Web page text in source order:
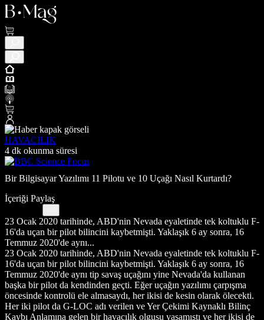
HAVACILIK
4 dk okunma süresi
Bir Bilgisayar Yazılımı 11 Pilotu ve 10 Uçağı Nasıl Kurtardı?
İçeriği Paylaş
23 Ocak 2020 tarihinde, ABD'nin Nevada eyaletinde tek koltuklu F-
16'da uçan bir pilot bilincini kaybetmişti. Yaklaşık 6 ay sonra, 16
Temmuz 2020'de aynı...
23 Ocak 2020 tarihinde, ABD'nin Nevada eyaletinde tek koltuklu F-
16'da uçan bir pilot bilincini kaybetmişti. Yaklaşık 6 ay sonra, 16
Temmuz 2020'de aynı tip savaş uçağını yine Nevada'da kullanan
başka bir pilot da kendinden geçti. Eğer uçağın yazılımı çarpışma
öncesinde kontrolü ele almasaydı, her ikisi de kesin olarak ölecekti.
Her iki pilot da G-LOC adı verilen ve Yer Çekimi Kaynaklı Bilinç
Kaybı Anlamına gelen bir havacılık olgusu yaşamıştı ve her ikisi de